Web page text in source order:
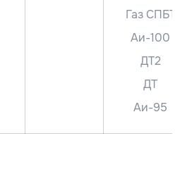
Газ СПБТ
Аи-100
ДТ2
ДТ
Аи-95